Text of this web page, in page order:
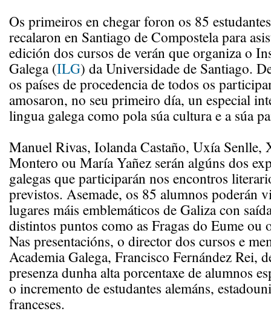
Os primeiros en chegar foron os 85
recalaron en Santiago de Compostela para
edición dos cursos de verán que organiza o
Galega (ILG) da Universidade de Santiago.
os países de procedencia de todos os
amosaron, no seu primeiro día, un especial
lingua galega como pola súa cultura e a súa
Manuel Rivas, Iolanda Castaño, Uxía Senlle,
Montero ou María Yañez serán algúns dos
galegas que participarán nos encontros
previstos. Asemade, os 85 alumnos poderán
lugares máis emblemáticos de Galiza con
distintos puntos como as Fragas do Eume
Nas presentacións, o director dos cursos e
Academia Galega, Francisco Fernández Rei,
presenza dunha alta porcentaxe de alumnos
o incremento de estudantes alemáns,
franceses.